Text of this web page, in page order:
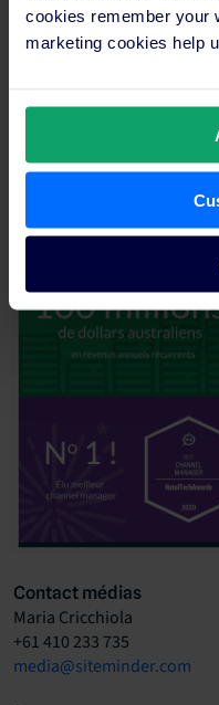
cookies remember your
marketing cookies help
Contact médias
Maria Cricchiola
+61 410 233 735
media@siteminder.com